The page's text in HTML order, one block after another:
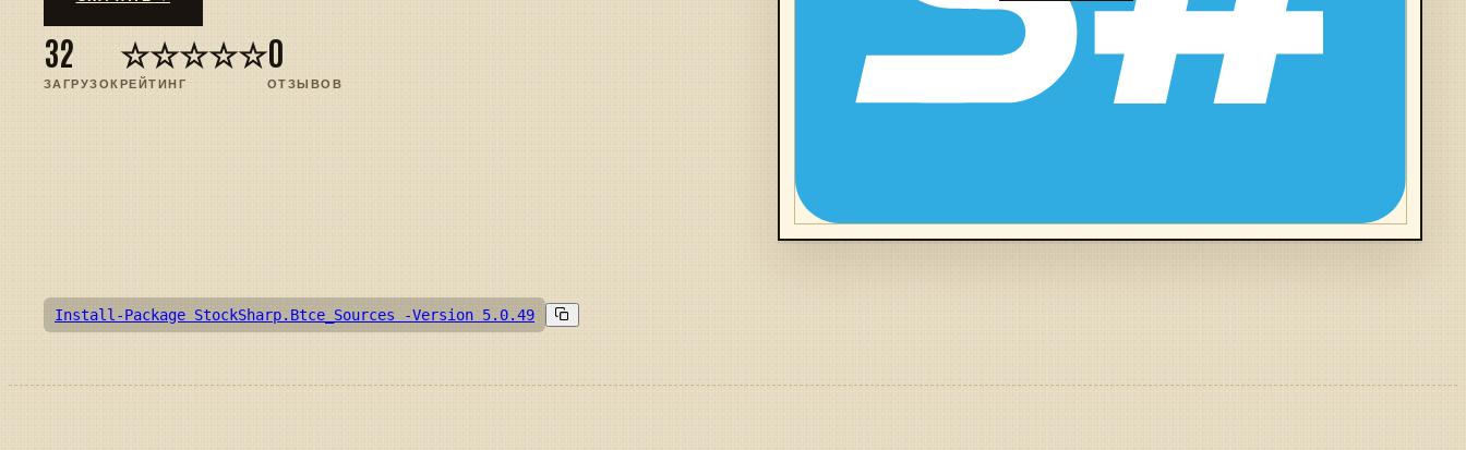
32
ЗАГРУЗОК
☆☆☆☆☆
РЕЙТИНГ
0
ОТЗЫВОВ
Install-Package StockSharp.Btce_Sources -Version 5.0.49